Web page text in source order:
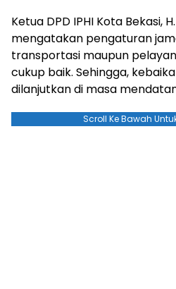
Ketua DPD IPHI Kota Bekasi,
mengatakan pengaturan
transportasi maupun
cukup baik. Sehingga,
dilanjutkan di masa
Scroll Ke Bawah